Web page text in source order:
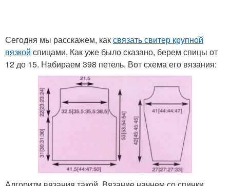
Сегодня мы расскажем, каксвязать свитер крупной
вязкой спицами. Как уже было сказано, берем спицы от
12 до 15. Набираем 398 петель. Вот схема его вязания: